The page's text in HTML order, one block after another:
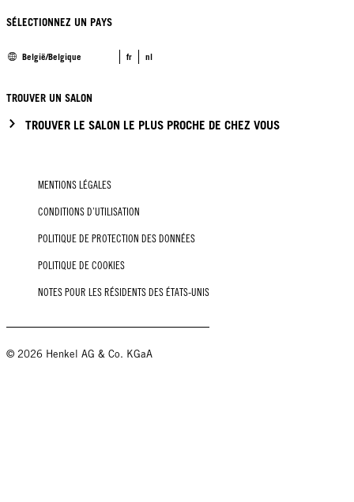
SÉLECTIONNEZ UN PAYS
België/Belgique fr nl
TROUVER UN SALON
TROUVER LE SALON LE PLUS PROCHE DE CHEZ VOUS
MENTIONS LÉGALES
CONDITIONS D’UTILISATION
POLITIQUE DE PROTECTION DES DONNÉES
POLITIQUE DE COOKIES
NOTES POUR LES RÉSIDENTS DES ÉTATS-UNIS
© 2026 Henkel AG & Co. KGaA